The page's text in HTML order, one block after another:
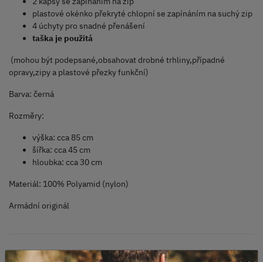
plastové okénko překryté chlopní se zapínáním na suchý zip
4 úchyty pro snadné přenášení
taška je použitá
(mohou být podepsané,obsahovat drobné trhliny,případné
opravy,zipy a plastové přezky funkční)
Barva: černá
Rozměry:
výška: cca 85 cm
šířka: cca 45 cm
hloubka: cca 30 cm
Materiál: 100% Polyamid (nylon)
Armádní originál